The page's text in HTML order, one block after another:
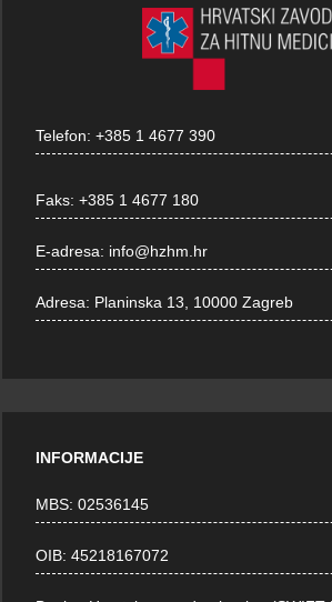
Telefon:+385 1 4677 390
Faks:+385 1 4677 180
E-adresa: info@hzhm.hr
Adresa: Planinska 13, 10000 Zagreb
INFORMACIJE
MBS: 02536145
OIB: 45218167072